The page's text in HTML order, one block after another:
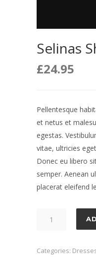
Selinas
£24.95
Pellentesque
et netus et
egestas.
vitae, ultricies
Donec eu libero
semper. Aenean
placerat eleifend
Categories: